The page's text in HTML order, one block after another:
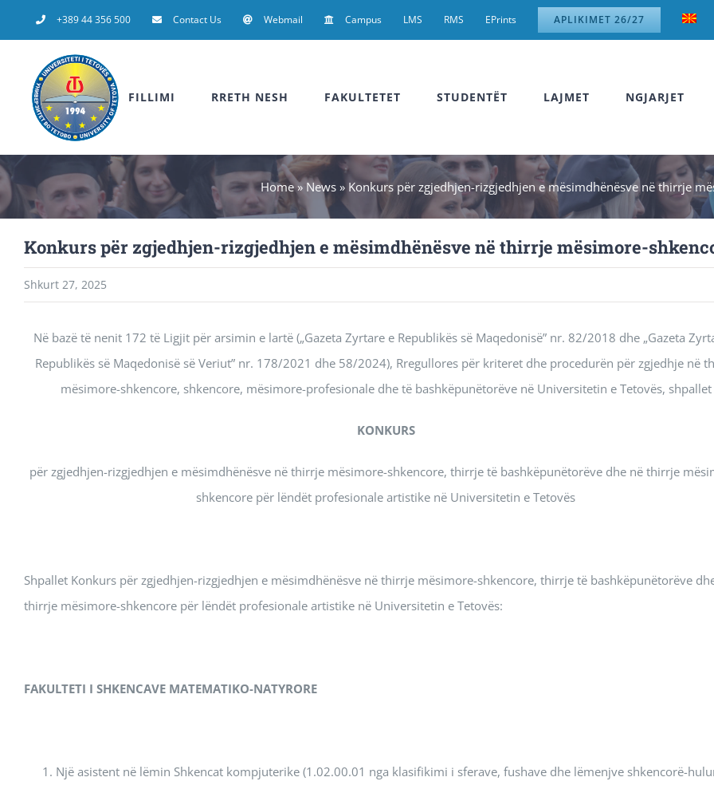
to
+389 44 356 500 Contact Us Webmail Campus LMS RMS EPrints APLIKIMET 26/27
FILLIMI RRETH NESH FAKULTETET STUDENTËT LAJMET NGJARJET
Home» News» Konkurs për zgjedhjen-rizgjedhjen e mësimdhënësve në thirrje
Konkurs për zgjedhjen-rizgjedhjen e mësimdhënësve në thirrje mësimore-
Shkurt 27, 2025
Në bazë të nenit 172 të Ligjit për arsimin e lartë („Gazeta Zyrtare e Republikës së Maqedonisë” nr. 82/2018 dhe „Gazeta
Republikës së Maqedonisë së Veriut” nr. 178/2021 dhe 58/2024), Rregullores për kriteret dhe procedurën për zgjedhje në
mësimore-shkencore, shkencore, mësimore-profesionale dhe të bashkëpunëtorëve në Universitetin e Tetovës, shpallet
KONKURS
për zgjedhjen-rizgjedhjen e mësimdhënësve në thirrje mësimore-shkencore, thirrje të bashkëpunëtorëve dhe në thirrje
shkencore për lëndët profesionale artistike në Universitetin e Tetovës
Shpallet Konkurs për zgjedhjen-rizgjedhjen e mësimdhënësve në thirrje mësimore-shkencore, thirrje të bashkëpunëtorëve
thirrje mësimore-shkencore për lëndët profesionale artistike në Universitetin e Tetovës:
FAKULTETI I SHKENCAVE MATEMATIKO-NATYRORE
Një asistent në lëmin Shkencat kompjuterike (1.02.00.01 nga klasifikimi i sferave, fushave dhe lëmenjve shkencorë-